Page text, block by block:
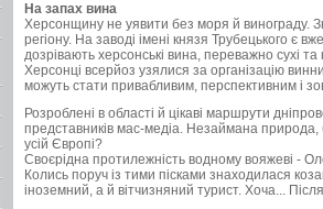
На запах вина
Херсонщину не уявити без моря й винограду.
регіону. На заводі імені князя Трубецького є
дозрівають херсонські вина, переважно сухі
Херсонці всерйоз узялися за організацію
можуть стати привабливим, перспективним і
Розроблені в області й цікаві маршрути
представників мас-медіа. Незаймана природа,
усій Європі?
Своєрідна протилежність водному вояжеві -
Колись поруч із тими пісками знаходилася
іноземний, а й вітчизняний турист. Хоча...